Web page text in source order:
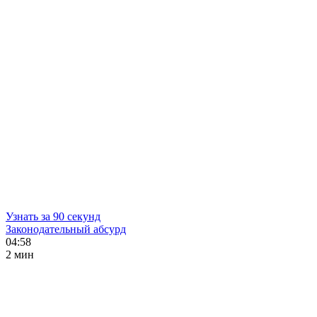
Узнать за 90 секунд
Законодательный абсурд
04:58
2 мин